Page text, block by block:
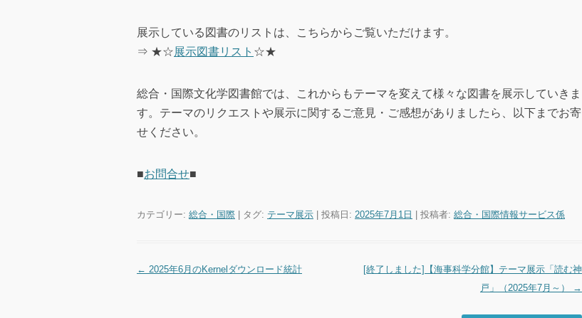
展示している図書のリストは、こちらからご覧いただけます。
⇒ ★☆展示図書リスト ☆★
総合・国際文化学図書館では、これからもテーマを変えて様々な図書を展示していきま
す。テーマのリクエストや展示に関するご意見・ご感想がありましたら、以下までお寄
せください。
■お問合せ■
カテゴリー: 総合・国際 | タグ: テーマ展示 | 投稿日: 2025年7月1日 投稿者: 総合・国際情報サービス係
投稿ナビゲーション
← 2025年6月のKernelダウンロード統計
[終了しました]【海事科学分館】テーマ展示「読む神
戸」（2025年7月～）
→